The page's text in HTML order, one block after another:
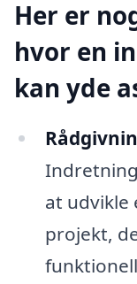
Her er
hvor en
kan yde
at udvikle
projekt,